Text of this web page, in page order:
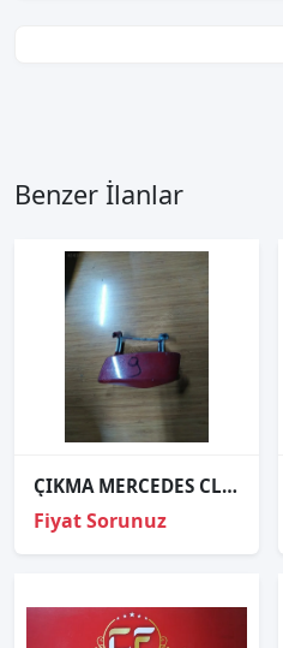
Benzer İlanlar
ÇIKMA MERCEDES CLA W117 SAĞ FAR YIKAMA KAPAĞI A1178851522
Fiyat Sorunuz